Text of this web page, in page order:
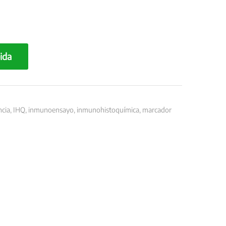
, IHQ, inmunoensayo, inmunohistoquímica, marcador